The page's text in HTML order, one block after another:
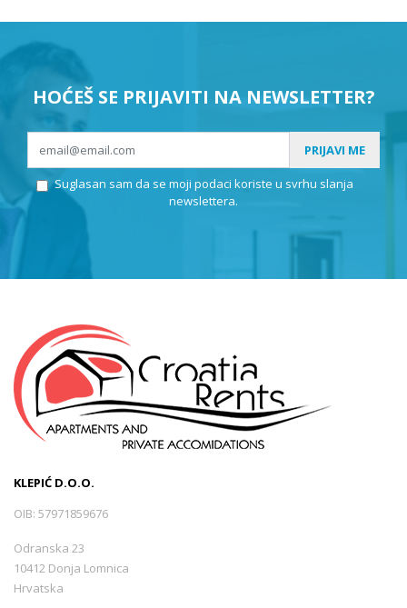
HOĆEŠ SE PRIJAVITI NA NEWSLETTER?
PRIJAVI ME
Suglasan sam da se moji podaci koriste u svrhu slanja
newslettera.
KLEPIĆ D.O.O.
OIB: 57971859676
Odranska 23
10412 Donja Lomnica
Hrvatska